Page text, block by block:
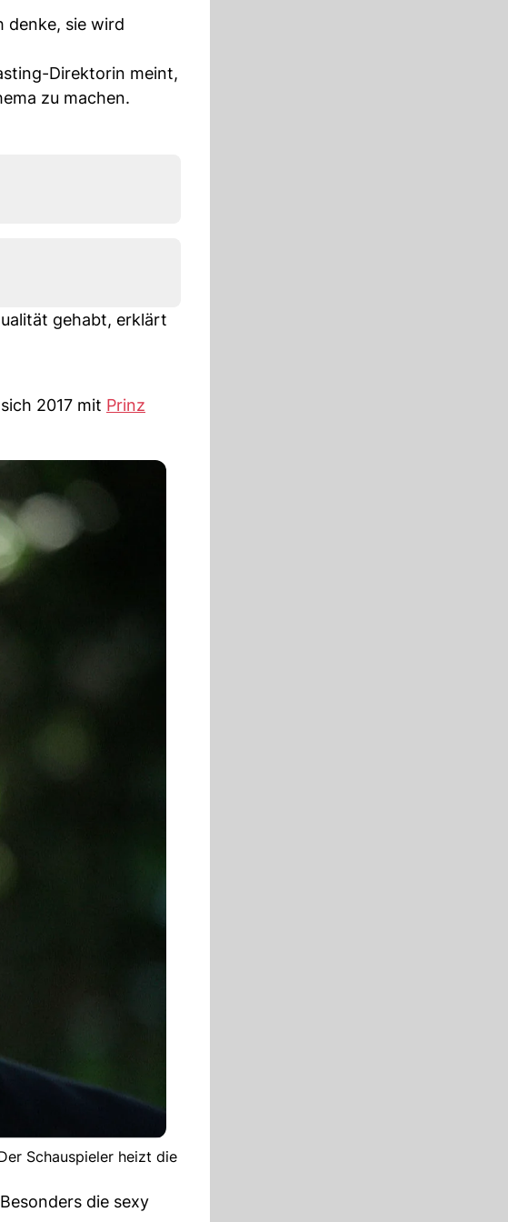
denke, sie wird
Direktorin meint,
zu machen.
gehabt, erklärt
2017 mit Prinz
Schauspieler heizt die
die sexy